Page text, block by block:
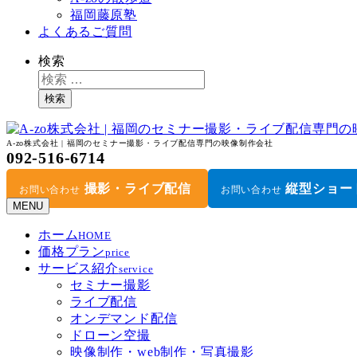
福岡藤原塾
よくあるご質問
検索
検索
A-zo株式会社 | 福岡のセミナー撮影・ライブ配信専門の映像制作会社
092-516-6714
お問い合わせ 撮影・ライブ配信 お問い合わせ 縦型ショー
MENU
ホームHOME
価格プランprice
サービス紹介service
セミナー撮影
ライブ配信
オンデマンド配信
ドローン空撮
映像制作・web制作・写真撮影